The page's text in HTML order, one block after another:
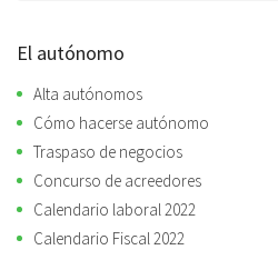
El autónomo
Alta autónomos
Cómo hacerse autónomo
Traspaso de negocios
Concurso de acreedores
Calendario laboral 2022
Calendario Fiscal 2022